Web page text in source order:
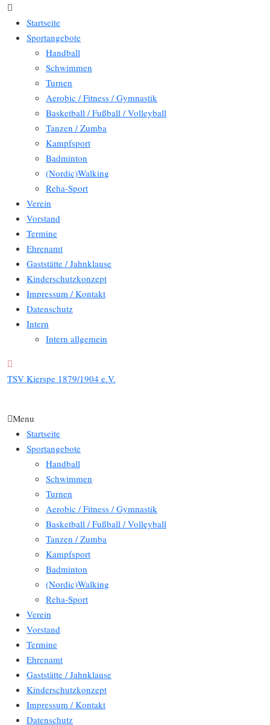
Startseite
Sportangebote
Handball
Schwimmen
Turnen
Aerobic / Fitness / Gymnastik
Basketball / Fußball / Volleyball
Tanzen / Zumba
Kampfsport
Badminton
(Nordic)Walking
Reha-Sport
Verein
Vorstand
Termine
Ehrenamt
Gaststätte / Jahnklause
Kinderschutzkonzept
Impressum / Kontakt
Datenschutz
Intern
Intern allgemein
TSV Kierspe 1879/1904 e.V.
Menu
Startseite
Sportangebote
Handball
Schwimmen
Turnen
Aerobic / Fitness / Gymnastik
Basketball / Fußball / Volleyball
Tanzen / Zumba
Kampfsport
Badminton
(Nordic)Walking
Reha-Sport
Verein
Vorstand
Termine
Ehrenamt
Gaststätte / Jahnklause
Kinderschutzkonzept
Impressum / Kontakt
Datenschutz